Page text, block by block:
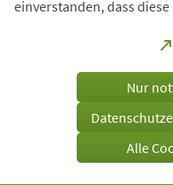
einverstanden, dass
Nur
Alle